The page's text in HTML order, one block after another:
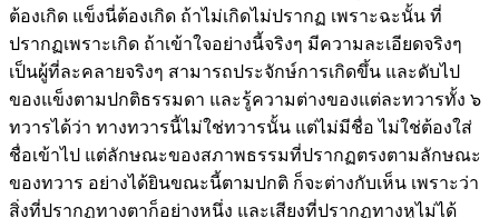
ต้องเกิด แข็งนี่ต้องเกิด ถ้าไม่เกิดไม่ปรากฏ เพราะฉะนั้น ที่
ปรากฏเพราะเกิด ถ้าเข้าใจอย่างนี้จริงๆ มีความละเอียดจริงๆ
เป็นผู้ที่ละคลายจริงๆ สามารถประจักษ์การเกิดขึ้น และดับไป
ของแข็งตามปกติธรรมดา และรู้ความต่างของแต่ละทวารทั้ง ๖
ทวารได้ว่า ทางทวารนี้ไม่ใช่ทวารนั้น แต่ไม่มีชื่อ ไม่ใช่ต้องใส่
ชื่อเข้าไป แต่ลักษณะของสภาพธรรมที่ปรากฏตรงตามลักษณะ
ของทวาร อย่างได้ยินขณะนี้ตามปกติ ก็จะต่างกับเห็น เพราะว่า
สิ่งที่ปรากฏทางตาก็อย่างหนึ่ง และเสียงที่ปรากฏทางหูไม่ได้